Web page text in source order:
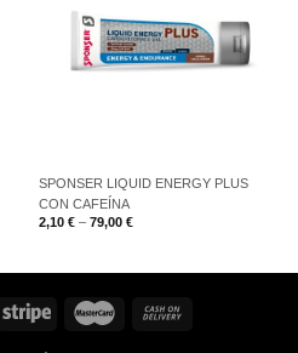
SPONSER LIQUID ENERGY PLUS
CON CAFEÍNA
2,10 €– 79,00 €